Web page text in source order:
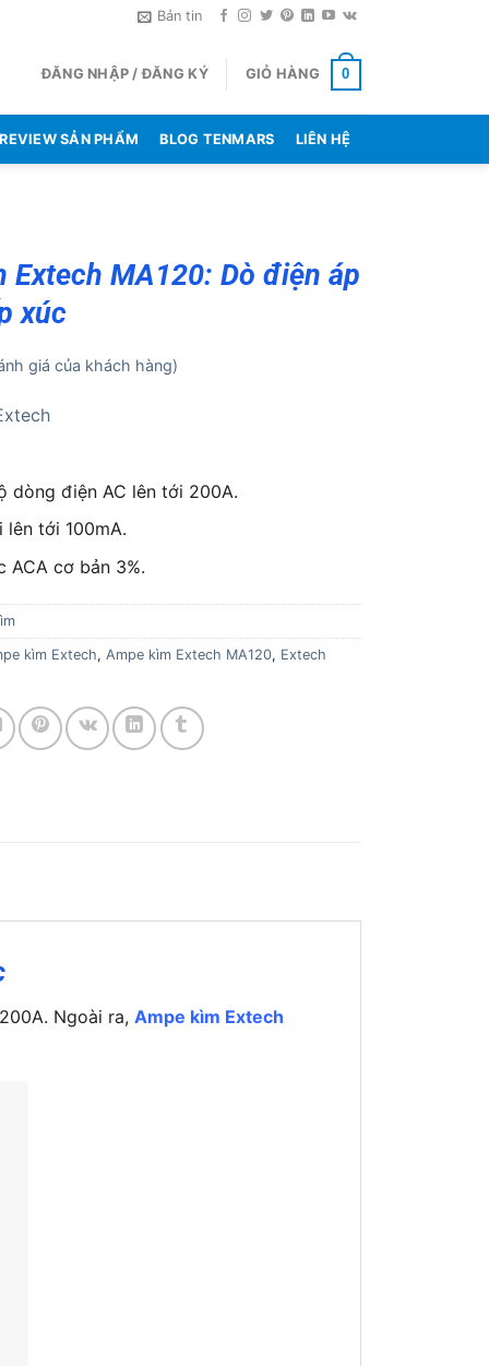
Bản tin
ĐĂNG NHẬP / ĐĂNG KÝ GIỎ HÀNG 0
REVIEW SẢN PHẨM BLOG TENMARS LIÊN HỆ
Extech MA120: Dò điện áp
xúc
giá của khách hàng)
dòng điện AC lên tới 200A.
tới 100mA.
ACA cơ bản 3%.
kìm Extech, Ampe kìm Extech MA120, Extech
Ngoài ra, Ampe kìm Extech